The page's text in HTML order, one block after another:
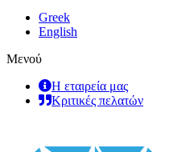
Greek
English
Μενού
Η εταιρεία μας
Κριτικές πελατών